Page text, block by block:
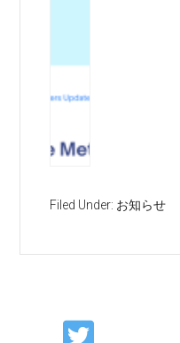
Filed Under: お知らせ
Primary